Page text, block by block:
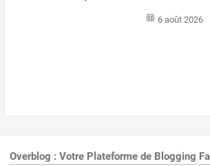
6 août 2026
Overblog : Votre Plateforme de Blogging